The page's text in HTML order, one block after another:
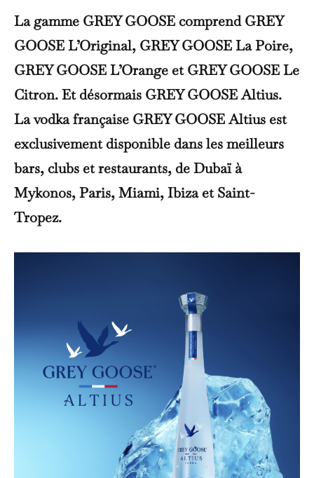
La gamme GREY GOOSE comprend GREY
GOOSE L’Original, GREY GOOSE La Poire,
GREY GOOSE L’Orange et GREY GOOSE Le
Citron. Et désormais GREY GOOSE Altius.
La vodka française GREY GOOSE Altius est
exclusivement disponible dans les meilleurs
bars, clubs et restaurants, de Dubaï à
Mykonos, Paris, Miami, Ibiza et Saint-
Tropez.